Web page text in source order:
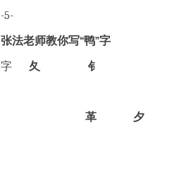
-5-
张法老师教你写“鸭”字
字
夂 钅
革 夕